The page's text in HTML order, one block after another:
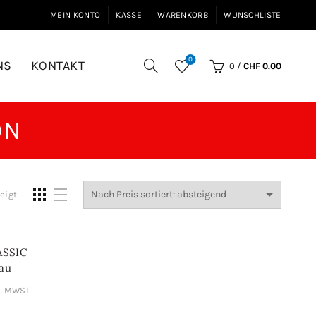
MEIN KONTO KASSE WARENKORB WUNSCHLISTE
KONTAKT 0
0 / CHF0.00
Nach
MWST